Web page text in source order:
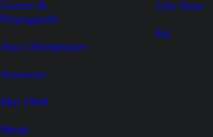
Guerre &
Propagande
Jeux Olympiques
Journaux
Mai 1968
Mode
Géo Ham
Pal